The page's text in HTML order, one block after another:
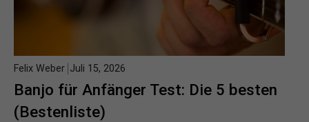
Banjo für Anfänger Test: Die 5 besten
(Bestenliste)
Felix Weber Juli 15, 2026